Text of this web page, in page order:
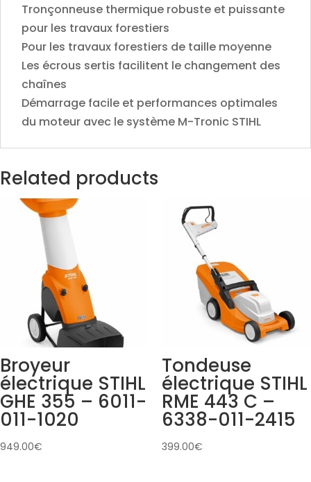
Tronçonneuse thermique robuste et puissante
pour les travaux forestiers
Pour les travaux forestiers de taille moyenne
Les écrous sertis facilitent le changement des
chaînes
Démarrage facile et performances optimales
du moteur avec le système M-Tronic STIHL
Related products
Broyeur
électrique STIHL
GHE 355 – 6011-
011-1020
949.00€
Tondeuse
électrique STIHL
RME 443 C –
6338-011-2415
399.00€